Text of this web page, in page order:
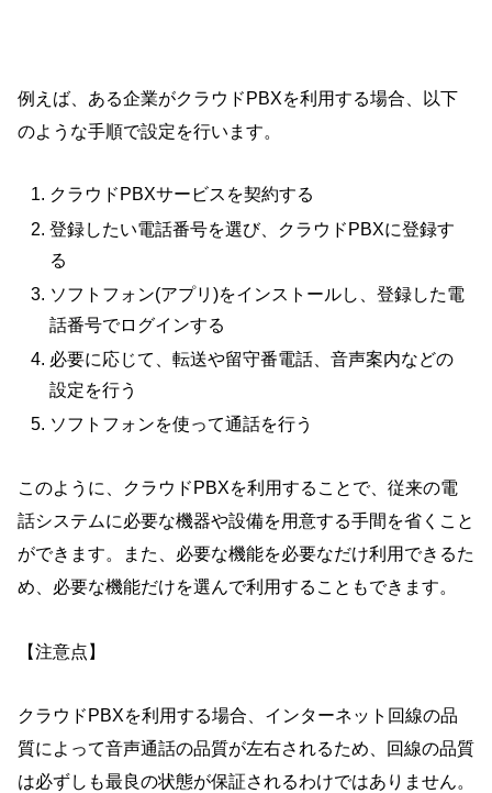
例えば、ある企業がクラウドPBXを利用する場合、以下
のような手順で設定を行います。
クラウドPBXサービスを契約する
登録したい電話番号を選び、クラウドPBXに登録す
る
ソフトフォン(アプリ)をインストールし、登録した電
話番号でログインする
必要に応じて、転送や留守番電話、音声案内などの
設定を行う
ソフトフォンを使って通話を行う
このように、クラウドPBXを利用することで、従来の電
話システムに必要な機器や設備を用意する手間を省くこと
ができます。また、必要な機能を必要なだけ利用できるた
め、必要な機能だけを選んで利用することもできます。
【注意点】
クラウドPBXを利用する場合、インターネット回線の品
質によって音声通話の品質が左右されるため、回線の品質
は必ずしも最良の状態が保証されるわけではありません。